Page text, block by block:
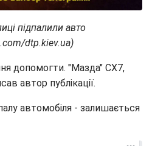
підпалили авто
dtp.kiev.ua)
допомогти. "Мазда" СХ7,
автор публікації.
автомобіля - залишається